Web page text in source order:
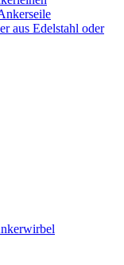
aus Edelstahl oder